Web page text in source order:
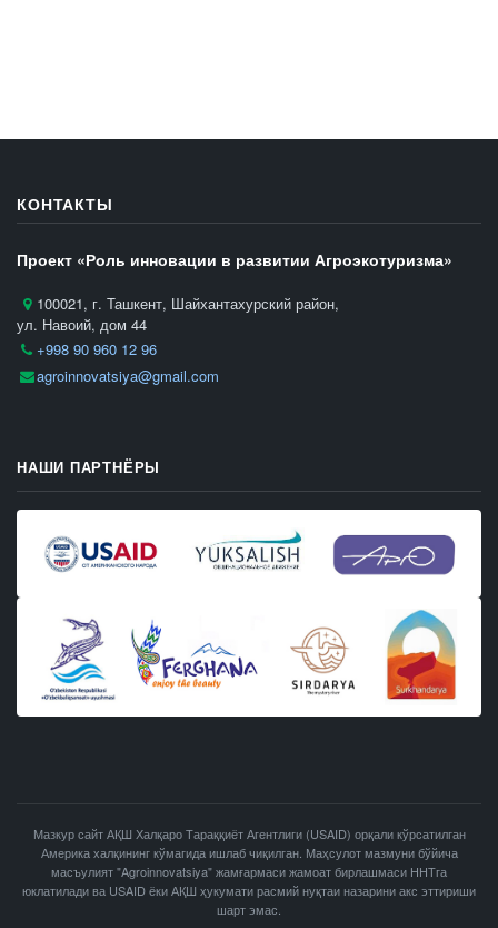
КОНТАКТЫ
Проект «Роль инновации в развитии Агроэкотуризма»
100021, г. Ташкент, Шайхантахурский район,
ул. Навоий, дом 44
+998 90 960 12 96
agroinnovatsiya@gmail.com
НАШИ ПАРТНЁРЫ
Мазкур сайт АҚШ Халқаро Тараққиёт Агентлиги (USAID) орқали кўрсатилган
Америка халқининг кўмагида ишлаб чиқилган. Маҳсулот мазмуни бўйича
масъулият "Agroinnovatsiya" жамғармаси жамоат бирлашмаси ННТга
юклатилади ва USAID ёки АҚШ ҳукумати расмий нуқтаи назарини акс эттириши
шарт эмас.